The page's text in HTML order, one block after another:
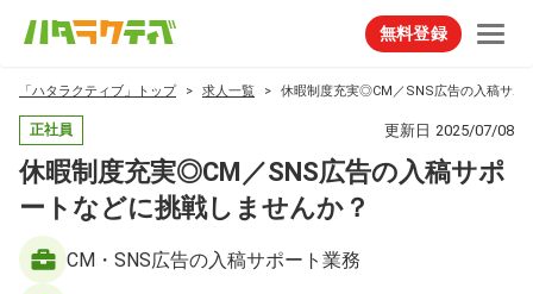
無料登録
「ハタラクティブ」トップ 求人一覧 休暇制度充実◎CM／SNS広告の入稿サポ
正社員 更新日 2025/07/08
休暇制度充実◎CM／SNS広告の入稿サポ
ートなどに挑戦しませんか？
CM・SNS広告の入稿サポート業務